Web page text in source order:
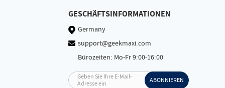
GESCHÄFTSINFORMATIONEN
Germany
support@geekmaxi.com
Bürozeiten: Mo-Fr 9:00-16:00
Geben Sie Ihre E-Mail-
Adresse ein
ABONNIEREN